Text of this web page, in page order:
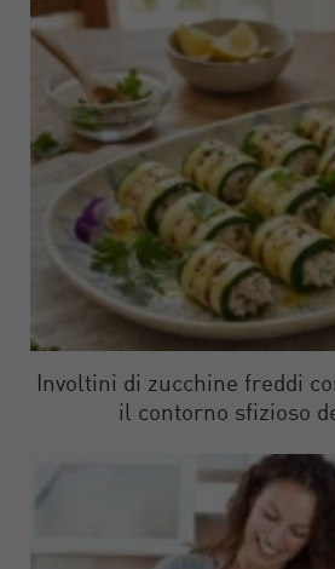
Involtini di zucchine freddi
il contorno sfizioso